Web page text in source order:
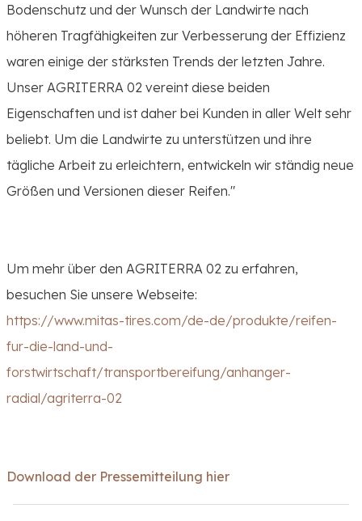
Bodenschutz und der Wunsch der Landwirte nach
höheren Tragfähigkeiten zur Verbesserung der Effizienz
waren einige der stärksten Trends der letzten Jahre.
Unser AGRITERRA 02 vereint diese beiden
Eigenschaften und ist daher bei Kunden in aller Welt sehr
beliebt. Um die Landwirte zu unterstützen und ihre
tägliche Arbeit zu erleichtern, entwickeln wir ständig neue
Größen und Versionen dieser Reifen."
Um mehr über den AGRITERRA 02 zu erfahren,
besuchen Sie unsere Webseite:
https://www.mitas-tires.com/de-de/produkte/reifen-
fur-die-land-und-
forstwirtschaft/transportbereifung/anhanger-
radial/agriterra-02
Download der Pressemitteilung hier